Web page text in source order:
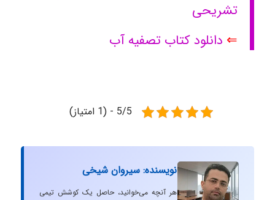
تشریحی
⇐ دانلود کتاب تصفیه آب
5/5 - (1 امتیاز)
نویسنده: سیروان شیخی
هر آنچه می‌خوانید، حاصل یک کوشش تیمی